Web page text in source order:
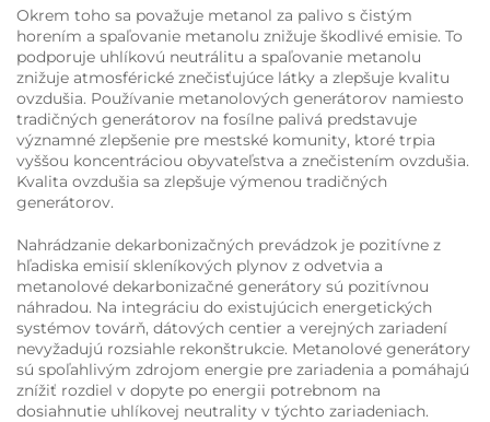
Okrem toho sa považuje metanol za palivo s čistým
horením a spaľovanie metanolu znižuje škodlivé emisie. To
podporuje uhlíkovú neutrálitu a spaľovanie metanolu
znižuje atmosférické znečisťujúce látky a zlepšuje kvalitu
ovzdušia. Používanie metanolových generátorov namiesto
tradičných generátorov na fosílne palivá predstavuje
významné zlepšenie pre mestské komunity, ktoré trpia
vyššou koncentráciou obyvateľstva a znečistením ovzdušia.
Kvalita ovzdušia sa zlepšuje výmenou tradičných
generátorov.
Nahrádzanie dekarbonizačných prevádzok je pozitívne z
hľadiska emisií skleníkových plynov z odvetvia a
metanolové dekarbonizačné generátory sú pozitívnou
náhradou. Na integráciu do existujúcich energetických
systémov továrň, dátových centier a verejných zariadení
nevyžadujú rozsiahle rekonštrukcie. Metanolové generátory
sú spoľahlivým zdrojom energie pre zariadenia a pomáhajú
znížiť rozdiel v dopyte po energii potrebnom na
dosiahnutie uhlíkovej neutrality v týchto zariadeniach.